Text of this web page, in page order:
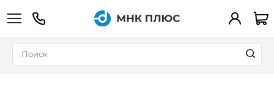
+7 (495) 783-90-39 Вход